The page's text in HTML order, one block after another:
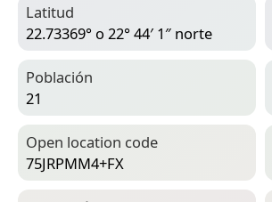
Latitud
22.73369° o 22° 44′ 1″ norte
Población
21
Open location code
75JRPMM4+FX